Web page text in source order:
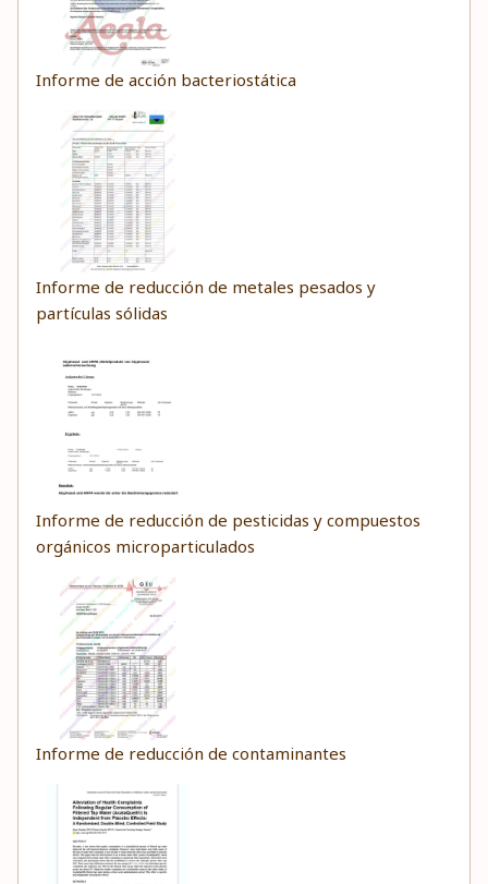
Informe de acción bacteriostática
Informe de reducción de metales pesados y
partículas sólidas
Informe de reducción de pesticidas y compuestos
orgánicos microparticulados
Informe de reducción de contaminantes